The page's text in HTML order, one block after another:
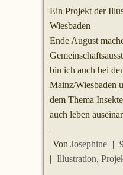
Ein Projekt der
Wiesbaden
Ende August
bin ich auch bei
Mainz/Wiesbaden
dem Thema
auch leben
Von Josephine |
| Illustration,